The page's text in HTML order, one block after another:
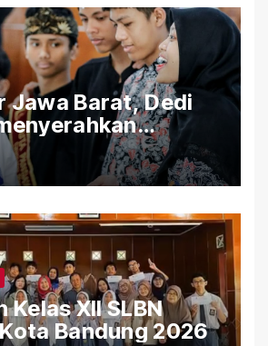
Jawa Barat, Dedi
Kepada Siswa
Kota Bandung
Kelas XII SLBN
Bandung 2026